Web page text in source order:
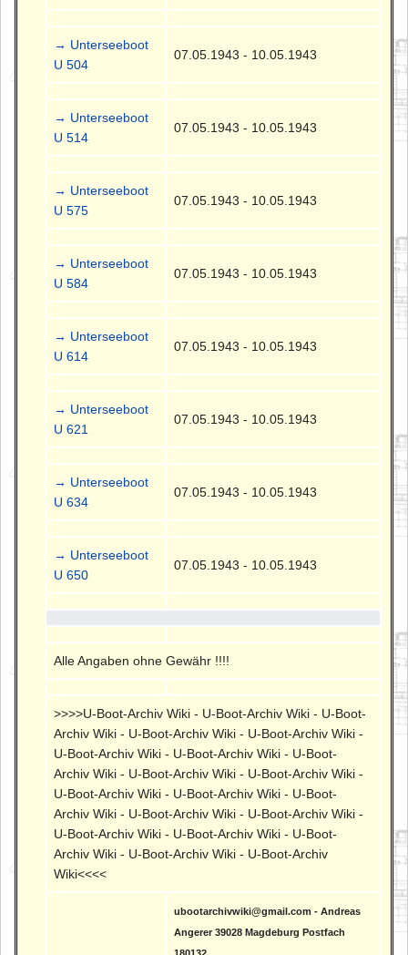
→ Unterseeboot
U 504
07.05.1943 - 10.05.1943
→ Unterseeboot
U 514
07.05.1943 - 10.05.1943
→ Unterseeboot
U 575
07.05.1943 - 10.05.1943
→ Unterseeboot
U 584
07.05.1943 - 10.05.1943
→ Unterseeboot
U 614
07.05.1943 - 10.05.1943
→ Unterseeboot
U 621
07.05.1943 - 10.05.1943
→ Unterseeboot
U 634
07.05.1943 - 10.05.1943
→ Unterseeboot
U 650
07.05.1943 - 10.05.1943
Alle Angaben ohne Gewähr !!!!
>>>>U-Boot-Archiv Wiki - U-Boot-Archiv Wiki - U-Boot-
Archiv Wiki - U-Boot-Archiv Wiki - U-Boot-Archiv Wiki -
U-Boot-Archiv Wiki - U-Boot-Archiv Wiki - U-Boot-
Archiv Wiki - U-Boot-Archiv Wiki - U-Boot-Archiv Wiki -
U-Boot-Archiv Wiki - U-Boot-Archiv Wiki - U-Boot-
Archiv Wiki - U-Boot-Archiv Wiki - U-Boot-Archiv Wiki -
U-Boot-Archiv Wiki - U-Boot-Archiv Wiki - U-Boot-
Archiv Wiki - U-Boot-Archiv Wiki - U-Boot-Archiv
Wiki<<<<
ubootarchivwiki@gmail.com - Andreas
Angerer 39028 Magdeburg Postfach